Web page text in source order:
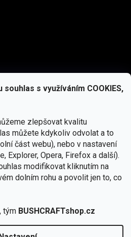
souhlas s využíváním COOKIES,
zlepšovat kvalitu
můžete kdykoliv odvolat a to
část webu), nebo v nastavení
Explorer, Opera, Firefox a další).
modifikovat kliknutím na
dolním rohu a povolit jen to, co
tým BUSHCRAFTshop.cz
údajů